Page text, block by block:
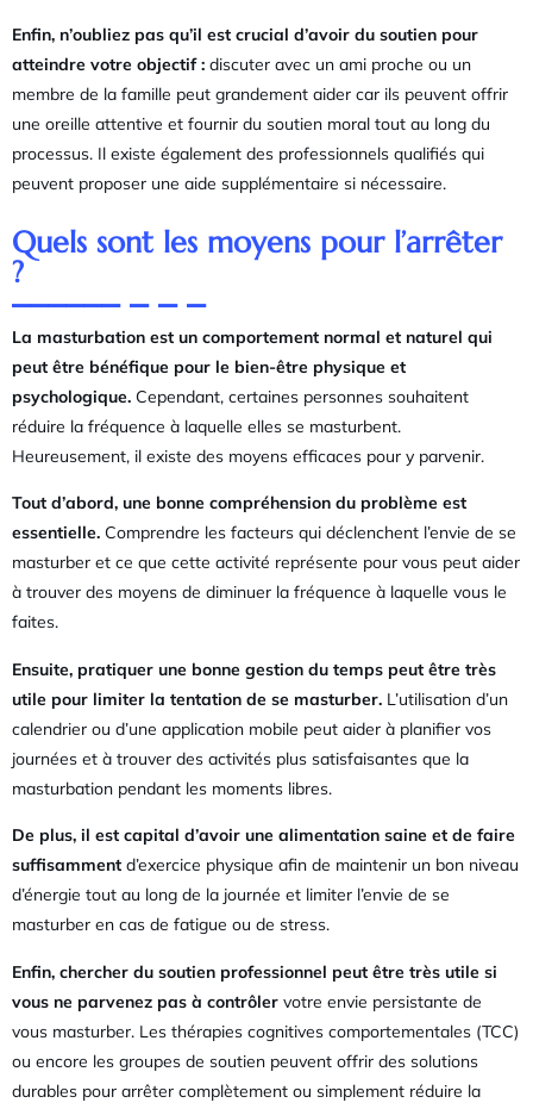
Enfin, n’oubliez pas qu’il est crucial d’avoir du soutien pour
atteindre votre objectif : discuter avec un ami proche ou un
membre de la famille peut grandement aider car ils peuvent offrir
une oreille attentive et fournir du soutien moral tout au long du
processus. Il existe également des professionnels qualifiés qui
peuvent proposer une aide supplémentaire si nécessaire.
Quels sont les moyens pour l’arrêter
?
La masturbation est un comportement normal et naturel qui
peut être bénéfique pour le bien-être physique et
psychologique. Cependant, certaines personnes souhaitent
réduire la fréquence à laquelle elles se masturbent.
Heureusement, il existe des moyens efficaces pour y parvenir.
Tout d’abord, une bonne compréhension du problème est
essentielle. Comprendre les facteurs qui déclenchent l’envie de se
masturber et ce que cette activité représente pour vous peut aider
à trouver des moyens de diminuer la fréquence à laquelle vous le
faites.
Ensuite, pratiquer une bonne gestion du temps peut être très
utile pour limiter la tentation de se masturber. L’utilisation d’un
calendrier ou d’une application mobile peut aider à planifier vos
journées et à trouver des activités plus satisfaisantes que la
masturbation pendant les moments libres.
De plus, il est capital d’avoir une alimentation saine et de faire
suffisamment d’exercice physique afin de maintenir un bon niveau
d’énergie tout au long de la journée et limiter l’envie de se
masturber en cas de fatigue ou de stress.
Enfin, chercher du soutien professionnel peut être très utile si
vous ne parvenez pas à contrôler votre envie persistante de
vous masturber. Les thérapies cognitives comportementales (TCC)
ou encore les groupes de soutien peuvent offrir des solutions
durables pour arrêter complètement ou simplement réduire la